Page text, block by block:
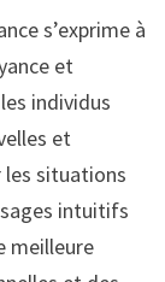
s’exprime à
et
individus
et
les situations
intuitifs
meilleure